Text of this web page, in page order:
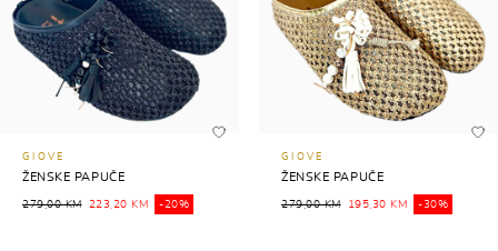
GIOVE
ŽENSKE PAPUČE
279,00 KM 223,20 KM -20%
GIOVE
ŽENSKE PAPUČE
279,00 KM 195,30 KM -30%